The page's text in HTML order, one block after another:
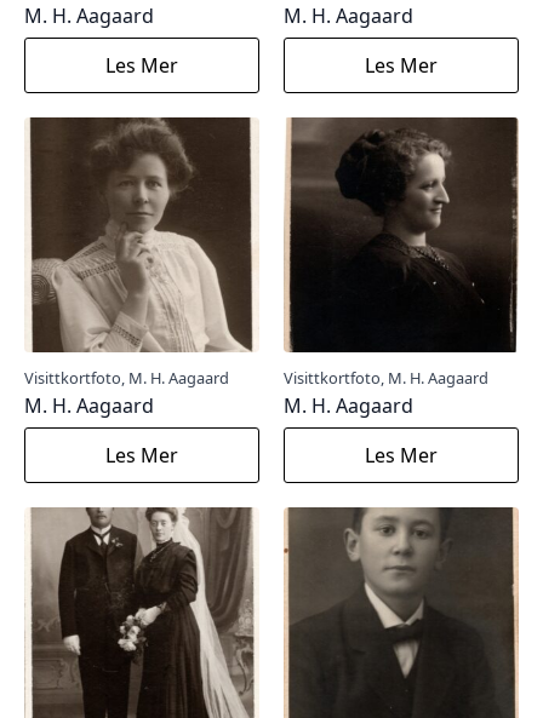
M. H. Aagaard
Les Mer
M. H. Aagaard
Les Mer
Visittkortfoto, M. H. Aagaard
M. H. Aagaard
Les Mer
Visittkortfoto, M. H. Aagaard
M. H. Aagaard
Les Mer